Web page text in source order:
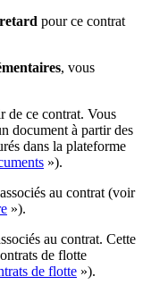
pour ce contrat
, vous
de ce contrat. Vous
document à partir des
dans la plateforme
»).
associés au contrat (voir
»).
au contrat. Cette
de flotte
de flotte »).